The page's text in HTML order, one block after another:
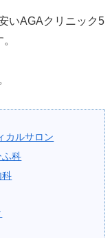
いAGAクリニック5
カルサロン
科
科